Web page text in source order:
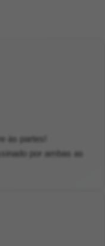
às partes!
por ambas as